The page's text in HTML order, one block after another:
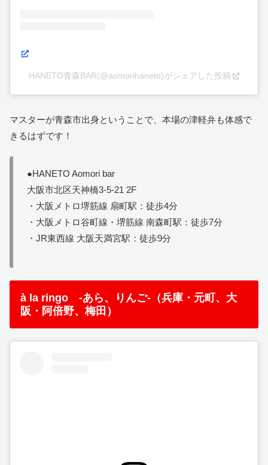
HANETO青森BAR(@aomorihaneto)がシェアした投稿
マスターが青森市出身ということで、本場の津軽弁も体感で
きるはずです！
●HANETO Aomori bar
大阪市北区天神橋3-5-21 2F
・大阪メトロ堺筋線 扇町駅：徒歩4分
・大阪メトロ谷町線・堺筋線 南森町駅：徒歩7分
・JR東西線 大阪天満宮駅：徒歩9分
à la ringo -あら、りんご-（兵庫・元町、大
阪・阿倍野、梅田）